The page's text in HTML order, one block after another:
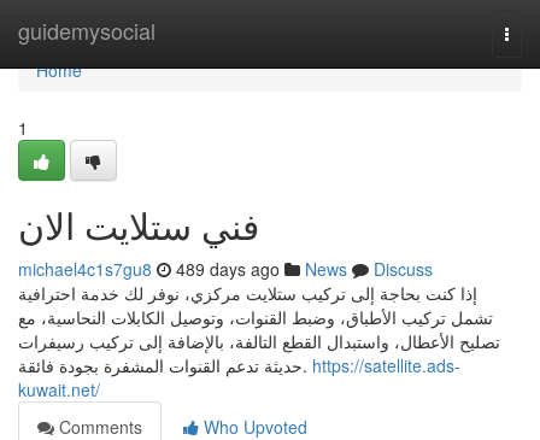
guidemysocial
Home
Home
1
فني ستلايت الان
michael4c1s7gu8 489 days ago News
Discuss
إذا كنت بحاجة إلى تركيب ستلايت مركزي، نوفر لك خدمة احترافية
تشمل تركيب الأطباق، وضبط القنوات، وتوصيل الكابلات النحاسية، مع
تصليح الأعطال، واستبدال القطع التالفة، بالإضافة إلى تركيب رسيفرات
حديثة تدعم القنوات المشفرة بجودة فائقة. https://satellite.ads-
kuwait.net/
Comments
Who Upvoted